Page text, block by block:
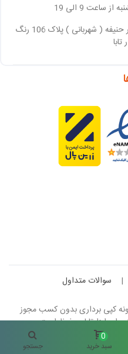
ساعت 9 الی 19
میدان کرج خ شهید بهشتی خ سردار حنیفه ( شهربانی ) پلاک 106 رنگ
تابا
| سوالات متداول
کپی برداری بدون کسب مجوز
برای ابزارتابا محفوظ است.
سبد خرید
0
جستجو